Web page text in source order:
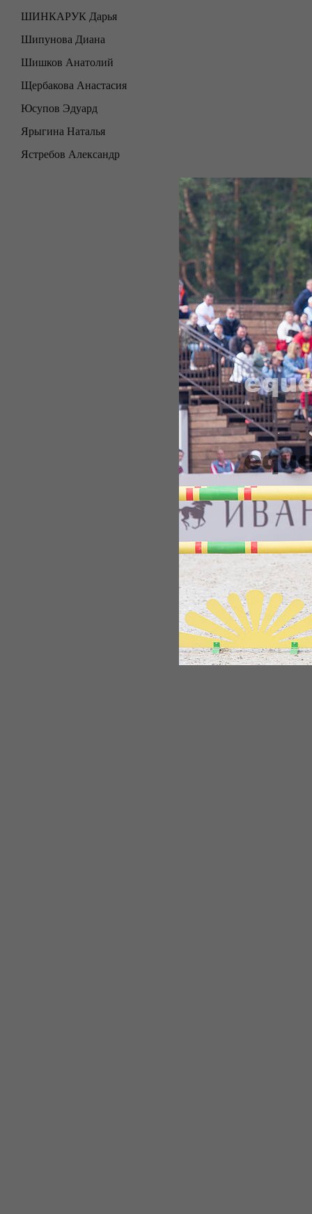
ШИНКАРУК Дарья
Шипунова Диана
Шишков Анатолий
Щербакова Анастасия
Юсупов Эдуард
Ярыгина Наталья
Ястребов Александр